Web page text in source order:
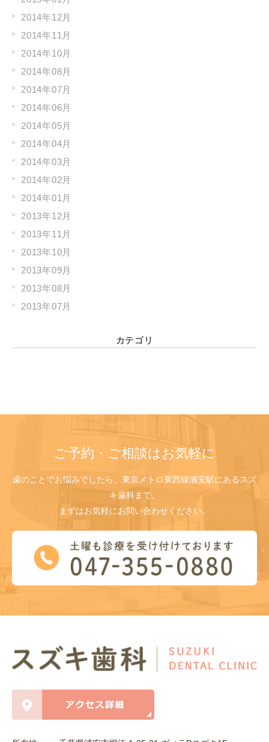
2014年12月
2014年11月
2014年10月
2014年08月
2014年07月
2014年06月
2014年05月
2014年04月
2014年03月
2014年02月
2014年01月
2013年12月
2013年11月
2013年10月
2013年09月
2013年08月
2013年07月
カテゴリ
ご予約・ご相談はお気軽に
歯のことでお悩みでしたら、東京メトロ東西線浦安駅にあるスズ
キ歯科まで。
まずはお気軽にお問い合わせください。